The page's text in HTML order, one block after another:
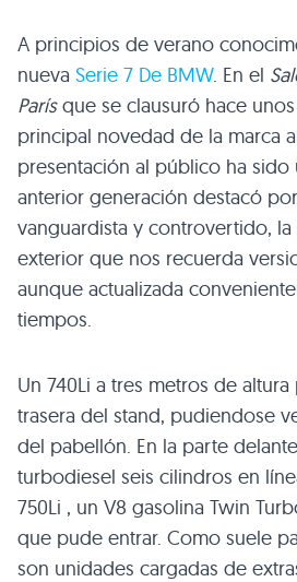
A principios de verano
nueva Serie 7 De BMW. En el
Parísque se clausuró hace
principal novedad de la marca
presentación al público ha sido
anterior generación destacó
vanguardista y controvertido, la
exterior que nos recuerda
aunque actualizada
tiempos.
Un 740Li a tres metros de
trasera del stand, pudiendose
del pabellón. En la parte
turbodiesel seis cilindros en
750Li , un V8 gasolina Twin
que pude entrar. Como suele
son unidades cargadas de